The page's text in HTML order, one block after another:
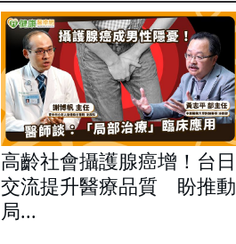
高齡社會攝護腺癌增！台日
交流提升醫療品質 盼推動
局...